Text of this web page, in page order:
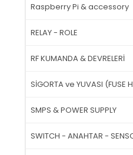
Raspberry Pi & accessory
RELAY - ROLE
RF KUMANDA & DEVRELERİ
SİGORTA ve YUVASI (FUSE
SMPS & POWER SUPPLY
SWITCH - ANAHTAR -